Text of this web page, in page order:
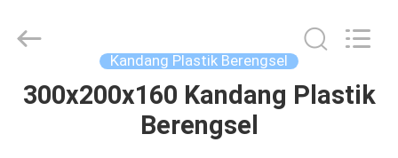
RUMAH
Kandang Plastik Berengsel
300x200x160 Kandang Plastik
Berengsel